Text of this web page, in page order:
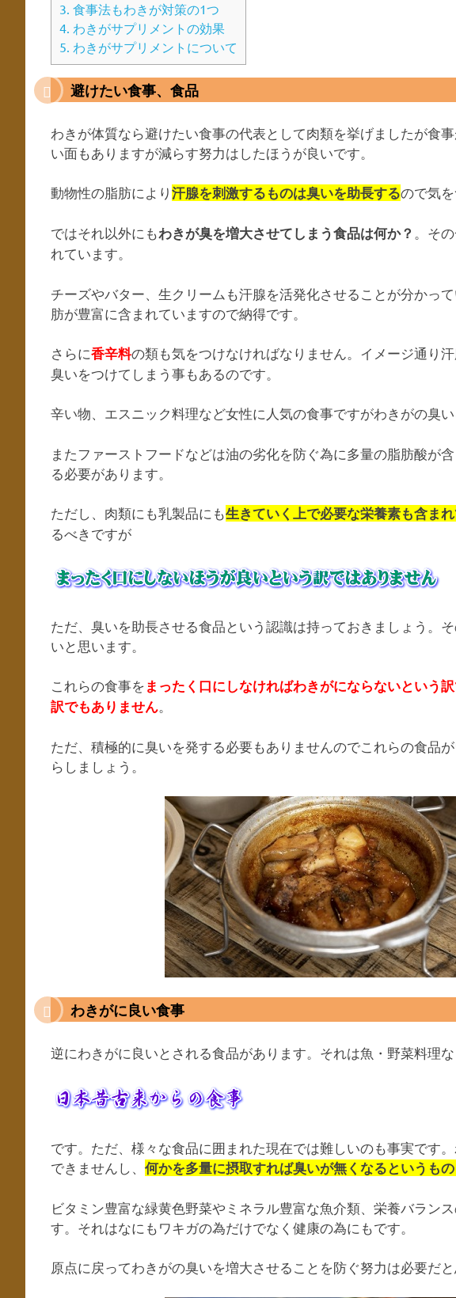
3. 食事法もわきが対策の1つ
4. わきがサプリメントの効果
5. わきがサプリメントについて
避けたい食事、食品
わきが体質なら避けたい食事の代表として肉類を挙げましたが食
い面もありますが減らす努力はしたほうが良いです。
動物性の脂肪により汗腺を刺激するものは臭いを助長するので気を
ではそれ以外にもわきが臭を増大させてしまう食品は何か？ 。そ
れています。
チーズやバター、生クリームも汗腺を活発化させることが分かっ
肪が豊富に含まれていますので納得です。
さらに香辛料の類も気をつけなければなりません。イメージ通り
臭いをつけてしまう事もあるのです。
辛い物、エスニック料理など女性に人気の食事ですがわきがの臭
またファーストフードなどは油の劣化を防ぐ為に多量の脂肪酸が
る必要があります。
ただし、肉類にも乳製品にも生きていく上で必要な栄養素も含ま
るべきですが
ただ、臭いを助長させる食品という認識は持っておきましょう。
いと思います。
これらの食事をまったく口にしなければわきがにならないという
訳でもありません
ただ、積極的に臭いを発する必要もありませんのでこれらの食品
らしましょう。
わきがに良い食事
逆にわきがに良いとされる食品があります。それは魚・野菜料理
です。ただ、様々な食品に囲まれた現在では難しいのも事実です
できませんし、 何かを多量に摂取すれば臭いが無くなるというも
ビタミン豊富な緑黄色野菜やミネラル豊富な魚介類、栄養バラン
す。それはなにもワキガの為だけでなく健康の為にもです。
原点に戻ってわきがの臭いを増大させることを防ぐ努力は必要だと